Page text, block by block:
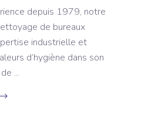
depuis 1979, notre
de bureaux
industrielle et
d’hygiène dans son